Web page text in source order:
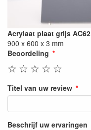
Acrylaat plaat grijs AC62
900 x 600 x 3 mm
Beoordeling
☆
☆
☆
☆
☆
Titel van uw review
Beschrijf uw ervaringen